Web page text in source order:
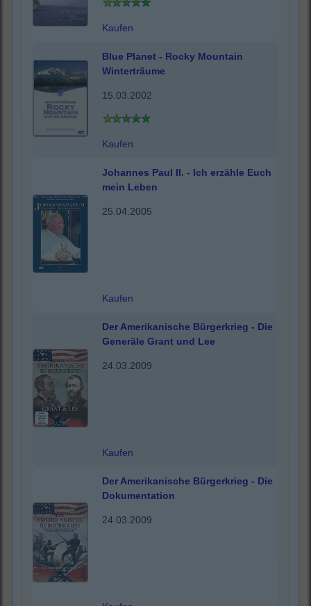
Kaufen
Blue Planet - Rocky Mountain
Winterträume
15.03.2002
Kaufen
Johannes Paul II. - Ich erzähle Euch
mein Leben
25.04.2005
Kaufen
Der Amerikanische Bürgerkrieg - Die
Generäle Grant und Lee
24.03.2009
Kaufen
Der Amerikanische Bürgerkrieg - Die
Dokumentation
24.03.2009